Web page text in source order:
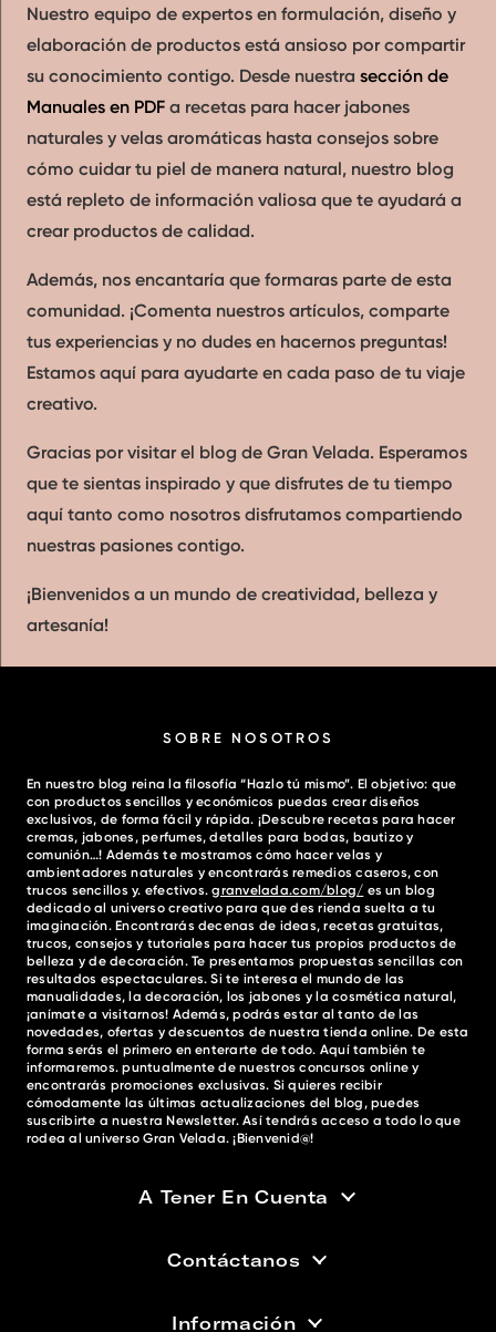
Nuestro equipo de expertos en formulación, diseño y
elaboración de productos está ansioso por compartir
su conocimiento contigo. Desde nuestra sección de
Manuales en PDF a recetas para hacer jabones
naturales y velas aromáticas hasta consejos sobre
cómo cuidar tu piel de manera natural, nuestro blog
está repleto de información valiosa que te ayudará a
crear productos de calidad.
Además, nos encantaría que formaras parte de esta
comunidad. ¡Comenta nuestros artículos, comparte
tus experiencias y no dudes en hacernos preguntas!
Estamos aquí para ayudarte en cada paso de tu viaje
creativo.
Gracias por visitar el blog de Gran Velada. Esperamos
que te sientas inspirado y que disfrutes de tu tiempo
aquí tanto como nosotros disfrutamos compartiendo
nuestras pasiones contigo.
¡Bienvenidos a un mundo de creatividad, belleza y
artesanía!
SOBRE NOSOTROS
En nuestro blog reina la filosofía “Hazlo tú mismo”. El objetivo: que
con productos sencillos y económicos puedas crear diseños
exclusivos, de forma fácil y rápida. ¡Descubre recetas para hacer
cremas, jabones, perfumes, detalles para bodas, bautizo y
comunión…! Además te mostramos cómo hacer velas y
ambientadores naturales y encontrarás remedios caseros, con
trucos sencillos y. efectivos. granvelada.com/blog/ es un blog
dedicado al universo creativo para que des rienda suelta a tu
imaginación. Encontrarás decenas de ideas, recetas gratuitas,
trucos, consejos y tutoriales para hacer tus propios productos de
belleza y de decoración. Te presentamos propuestas sencillas con
resultados espectaculares. Si te interesa el mundo de las
manualidades, la decoración, los jabones y la cosmética natural,
¡anímate a visitarnos! Además, podrás estar al tanto de las
novedades, ofertas y descuentos de nuestra tienda online. De esta
forma serás el primero en enterarte de todo. Aquí también te
informaremos. puntualmente de nuestros concursos online y
encontrarás promociones exclusivas. Si quieres recibir
cómodamente las últimas actualizaciones del blog, puedes
suscribirte a nuestra Newsletter. Así tendrás acceso a todo lo que
rodea al universo Gran Velada. ¡Bienvenid@!
A Tener En Cuenta
Contáctanos
Información